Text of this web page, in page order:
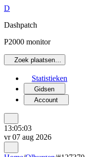
D
Dashpatch
P2000 monitor
Zoek plaatsen…
Statistieken
Gidsen
Account
13:05:03
vr 07 aug 2026